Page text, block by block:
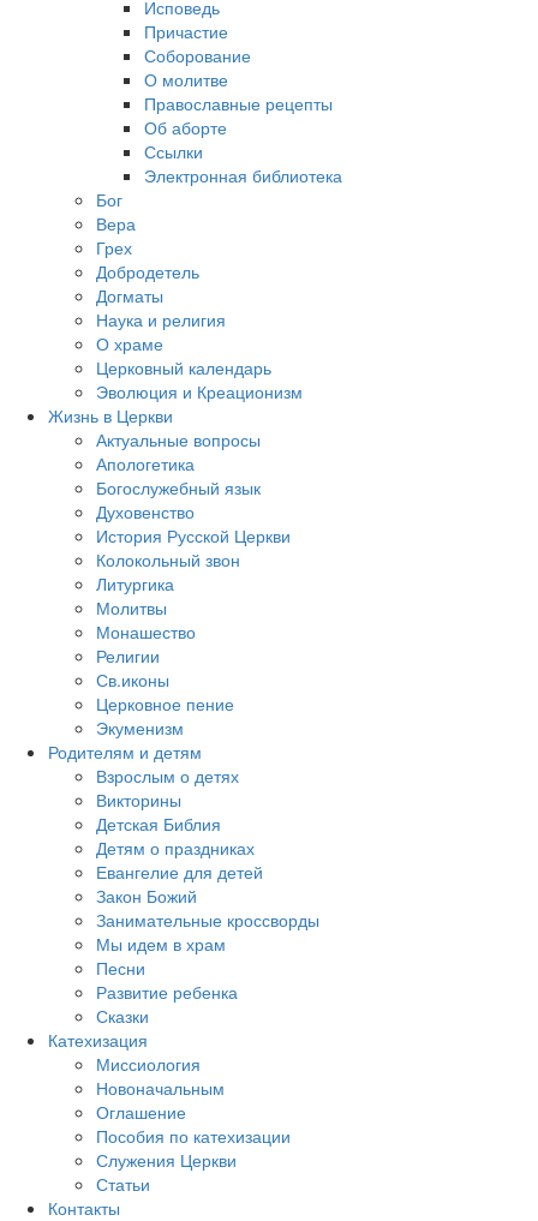
Исповедь
Причастие
Соборование
О молитве
Православные рецепты
Об аборте
Ссылки
Электронная библиотека
Бог
Вера
Грех
Добродетель
Догматы
Наука и религия
О храме
Церковный календарь
Эволюция и Креационизм
Жизнь в Церкви
Актуальные вопросы
Апологетика
Богослужебный язык
Духовенство
История Русской Церкви
Колокольный звон
Литургика
Молитвы
Монашество
Религии
Св.иконы
Церковное пение
Экуменизм
Родителям и детям
Взрослым о детях
Викторины
Детская Библия
Детям о праздниках
Евангелие для детей
Закон Божий
Занимательные кроссворды
Мы идем в храм
Песни
Развитие ребенка
Сказки
Катехизация
Миссиология
Новоначальным
Оглашение
Пособия по катехизации
Служения Церкви
Статьи
Контакты